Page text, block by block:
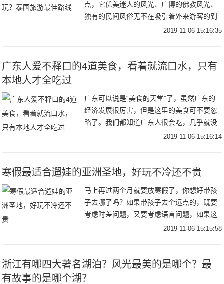
点，它优美迷人的风光、广博的佛教风光、
独有的民间风俗无不在吸引着外来游客的到
来。那么泰国这么大，去哪里好玩?下面跟一
2019-11-06 15:16:35
广东人爱不释口的4道美食，看着就流口水，只有
本地人才全吃过
广东可以说是“美食的天堂”了，虽然广东的
经济发展很厉害，但是这里的美食可不要忽
略了。我们都知道广东人很会吃，几乎就没
有他们不会做的食物。广东菜又叫粤菜，是
2019-11-06 15:16:14
寒假最适合遛娃的亚洲圣地，好玩不冷还不贵
马上再过两个月就要放寒假了，你想好带孩
子去哪了吗？如果带孩子去个远点的，既要
考虑时差问题，又要考虑语言问题，如果这
两点不考虑的话，治安总不能有问题吧，毕
2019-11-06 15:15:58
浙江有哪四大著名湖泊？风光最美的是哪个？最
有故事的是哪个湖？